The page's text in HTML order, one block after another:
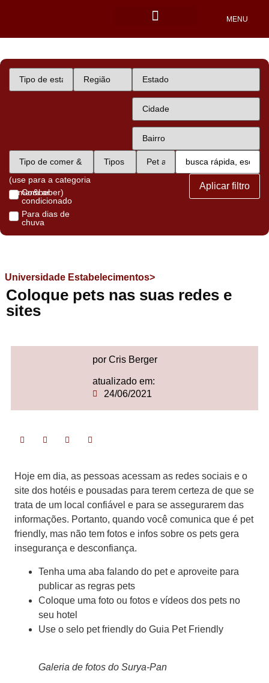
MENU
(use para a categoria
comer&beber)
Com ar
condicionado
Para dias de
chuva
Aplicar filtro
Universidade Estabelecimentos>
Coloque pets nas suas redes e
sites
por Cris Berger
atualizado em:
24/06/2021
Hoje em dia, as pessoas acessam as redes sociais e o
site dos hotéis e pousadas para terem certeza de que se
trata de um local confiável e para se assegurarem das
informações. Portanto, quando você comunica que é pet
friendly, mas não tem fotos e infos sobre os pets gera
insegurança e desconfiança.
Tenha uma aba falando do pet e aproveite para
publicar as regras pets
Coloque uma foto ou fotos e vídeos dos pets no
seu hotel
Use o selo pet friendly do Guia Pet Friendly
Galeria de fotos do Surya-Pan